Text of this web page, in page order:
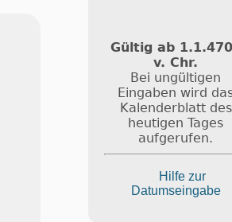
Gültig ab
v. Chr.
Bei ungültigen
Eingaben wird
Kalenderblatt des
heutigen Tages
aufgerufen.
Hilfe zur
Datumseingabe